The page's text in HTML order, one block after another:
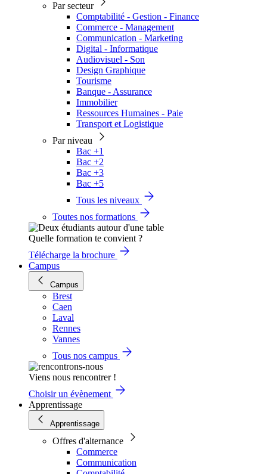
Par secteur
Comptabilité - Gestion - Finance
Commerce - Management
Communication - Marketing
Digital - Informatique
Audiovisuel - Son
Design Graphique
Tourisme
Banque - Assurance
Immobilier
Ressources Humaines - Paie
Transport et Logistique
Par niveau
Bac +1
Bac +2
Bac +3
Bac +5
Tous les niveaux
Toutes nos formations
Quelle formation te convient ?
Télécharge la brochure
Campus
Campus
Brest
Caen
Laval
Rennes
Vannes
Tous nos campus
Viens nous rencontrer !
Choisir un évènement
Apprentissage
Apprentissage
Offres d'alternance
Commerce
Communication